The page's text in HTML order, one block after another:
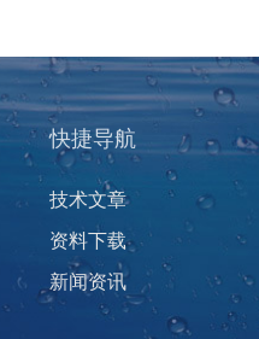
快捷导航
技术文章
资料下载
新闻资讯